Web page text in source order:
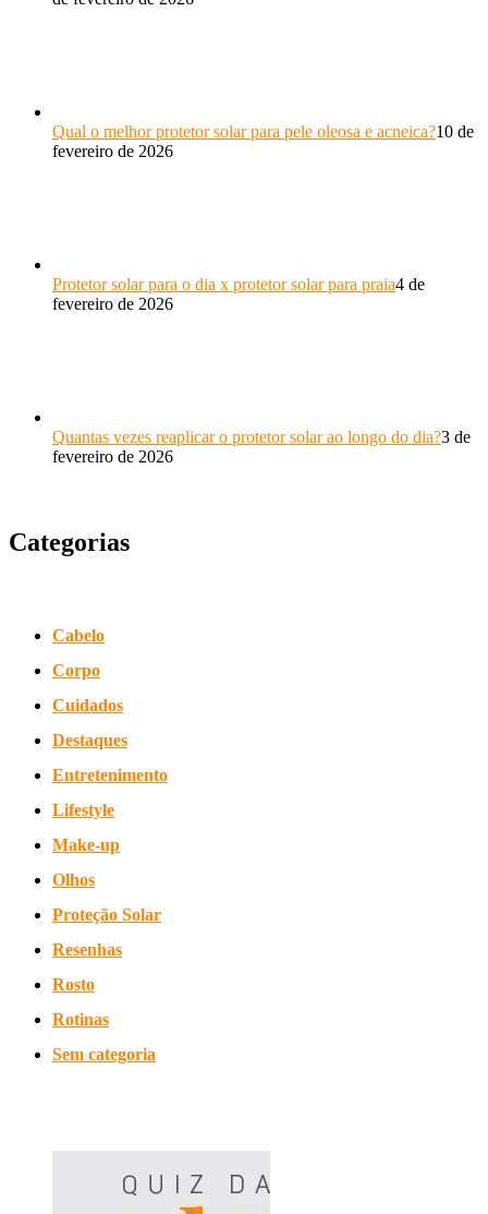
Qual o melhor protetor solar para pele oleosa e acneica?10 de
fevereiro de 2026
Protetor solar para o dia x protetor solar para praia4 de
fevereiro de 2026
Quantas vezes reaplicar o protetor solar ao longo do dia?3 de
fevereiro de 2026
Categorias
Cabelo
Corpo
Cuidados
Destaques
Entretenimento
Lifestyle
Make-up
Olhos
Proteção Solar
Resenhas
Rosto
Rotinas
Sem categoria